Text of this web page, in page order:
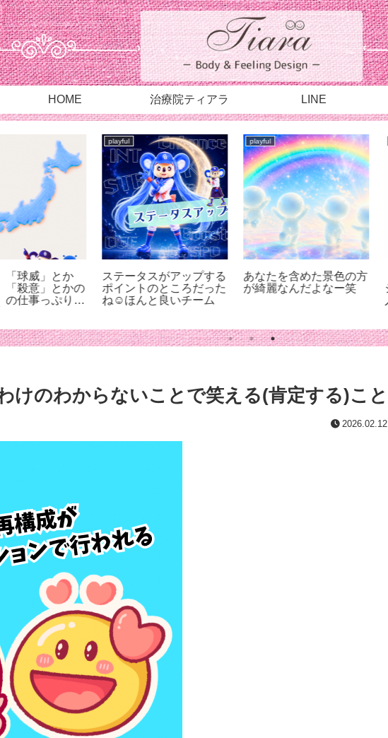
HOME 治療院ティアラ LINE
数調整中。。))
playful
【メインを更にトッピン
グ】至高にして至上、そ
して至宝【自乗】
playful
【吉田松陰】すべての実
践は志を立てることから
けのわからないことで笑える(肯定する)こと
2026.02.12